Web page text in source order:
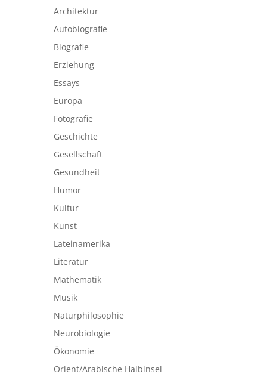
Architektur
Autobiografie
Biografie
Erziehung
Essays
Europa
Fotografie
Geschichte
Gesellschaft
Gesundheit
Humor
Kultur
Kunst
Lateinamerika
Literatur
Mathematik
Musik
Naturphilosophie
Neurobiologie
Ökonomie
Orient/Arabische Halbinsel